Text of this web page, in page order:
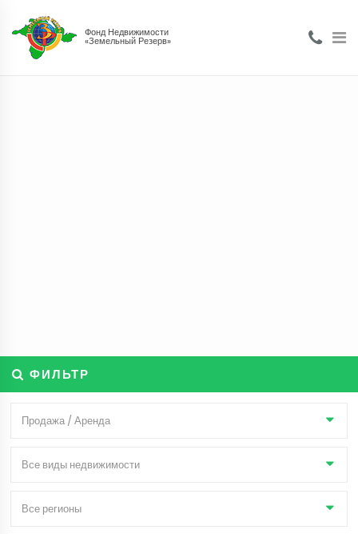
Фонд Недвижимости
«Земельный Резерв»
ФИЛЬТР
Продажа / Аренда
Все виды недвижимости
Все регионы